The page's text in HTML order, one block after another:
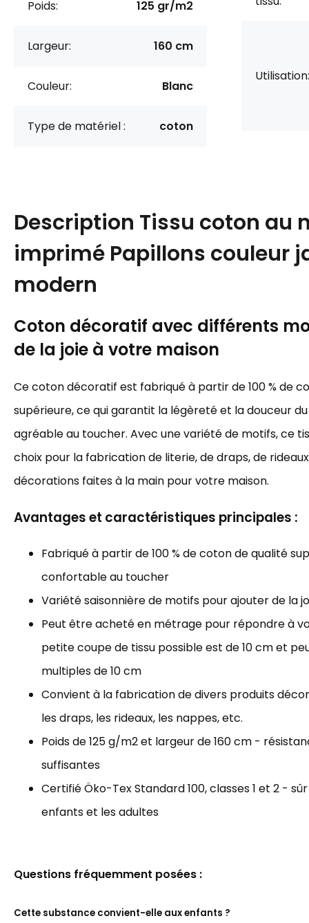
Poids: 125 gr/m2
Largeur: 160 cm
Couleur: Blanc
Type de matériel : coton
Utilisation:
Description Tissu coton au
imprimé Papillons couleur
modern
Coton décoratif avec différents
de la joie à votre maison
Ce coton décoratif est fabriqué à partir de 100 % de
supérieure, ce qui garantit la légèreté et la douceur
agréable au toucher. Avec une variété de motifs, ce
choix pour la fabrication de literie, de draps, de
décorations faites à la main pour votre maison.
Avantages et caractéristiques principales :
Fabriqué à partir de 100 % de coton de qualité
confortable au toucher
Variété saisonnière de motifs pour ajouter de la
Peut être acheté en métrage pour répondre à
petite coupe de tissu possible est de 10 cm et
multiples de 10 cm
Convient à la fabrication de divers produits
les draps, les rideaux, les nappes, etc.
Poids de 125 g/m2 et largeur de 160 cm -
suffisantes
Certifié Öko-Tex Standard 100, classes 1 et 2 -
enfants et les adultes
Questions fréquemment posées :
Cette substance convient-elle aux enfants ?